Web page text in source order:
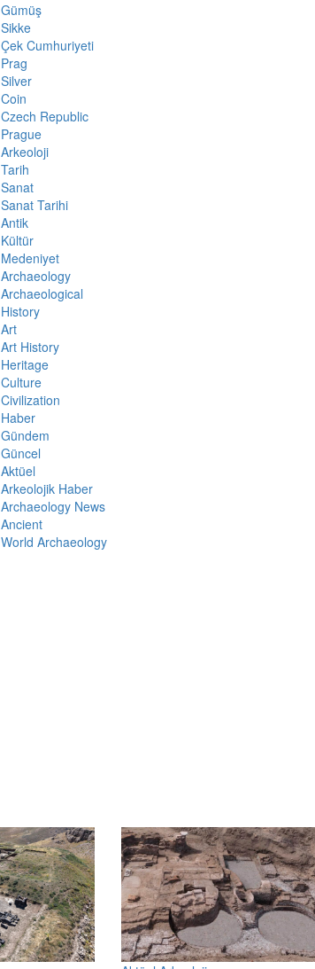
Gümüş
Sikke
Çek Cumhuriyeti
Prag
Silver
Coin
Czech Republic
Prague
Arkeoloji
Tarih
Sanat
Sanat Tarihi
Antik
Kültür
Medeniyet
Archaeology
Archaeological
History
Art
Art History
Heritage
Culture
Civilization
Haber
Gündem
Güncel
Aktüel
Arkeolojik Haber
Archaeology News
Ancient
World Archaeology